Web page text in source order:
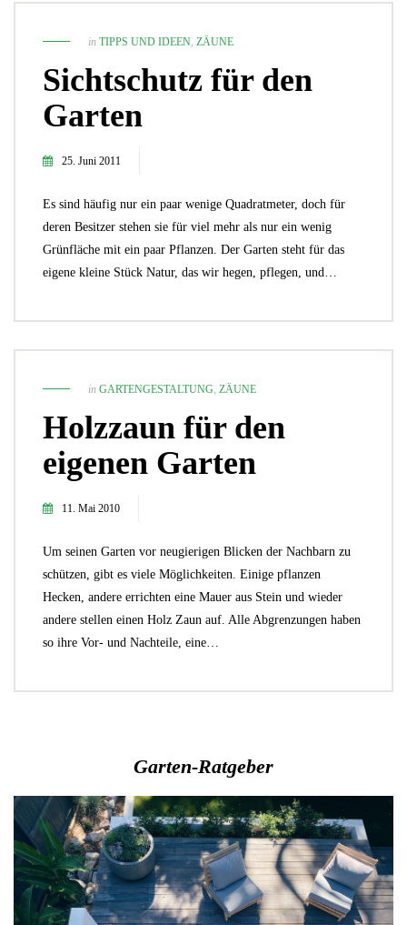
in TIPPS UND IDEEN ZÄUNE
Sichtschutz für den
Garten
25. Juni 2011
Es sind häufig nur ein paar wenige Quadratmeter, doch für
deren Besitzer stehen sie für viel mehr als nur ein wenig
Grünfläche mit ein paar Pflanzen. Der Garten steht für das
eigene kleine Stück Natur, das wir hegen, pflegen, und…
in GARTENGESTALTUNG ZÄUNE
Holzzaun für den
eigenen Garten
11. Mai 2010
Um seinen Garten vor neugierigen Blicken der Nachbarn zu
schützen, gibt es viele Möglichkeiten. Einige pflanzen
Hecken, andere errichten eine Mauer aus Stein und wieder
andere stellen einen Holz Zaun auf. Alle Abgrenzungen haben
so ihre Vor- und Nachteile, eine…
Garten-Ratgeber